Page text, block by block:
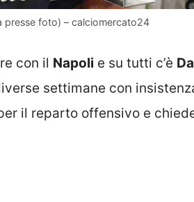
presse foto) – calciomercato24
con il Napoli e su tutti c’è
settimane con
il reparto offensivo e